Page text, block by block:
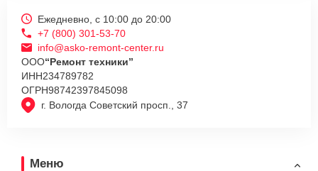
г. Вологда Советский просп., 37
Ежедневно, с 10:00 до 20:00
+7 (800) 301-53-70
info@asko-remont-center.ru
ООО“Ремонт техники”
ИНН234789782
ОГРН98742397845098
Меню